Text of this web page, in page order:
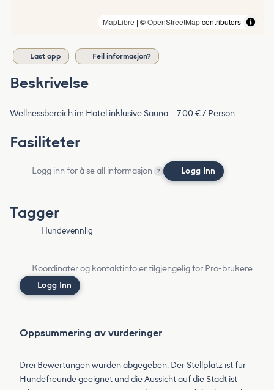
MapLibre | ©OpenStreetMapcontributors
Last opp Feil informasjon?
Beskrivelse
Wellnessbereich im Hotel inklusive Sauna = 7.00 € / Person
Fasiliteter
Logg inn for å se all informasjon ? Logg Inn
Tagger
Hundevennlig
Koordinater og kontaktinfo er tilgjengelig for Pro-brukere.
Logg Inn
Oppsummering av vurderinger
Drei Bewertungen wurden abgegeben. Der Stellplatz ist für
Hundefreunde geeignet und die Aussicht auf die Stadt ist